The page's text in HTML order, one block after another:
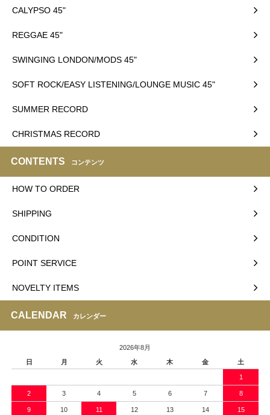
CALYPSO 45"
REGGAE 45"
SWINGING LONDON/MODS 45"
SOFT ROCK/EASY LISTENING/LOUNGE MUSIC 45"
SUMMER RECORD
CHRISTMAS RECORD
CONTENTS コンテンツ
HOW TO ORDER
SHIPPING
CONDITION
POINT SERVICE
NOVELTY ITEMS
CALENDAR カレンダー
2026年8月
日
月 火 水 木 金 土
1
2 3 4 5 6 7 8
9 10 11 12 13 14 15